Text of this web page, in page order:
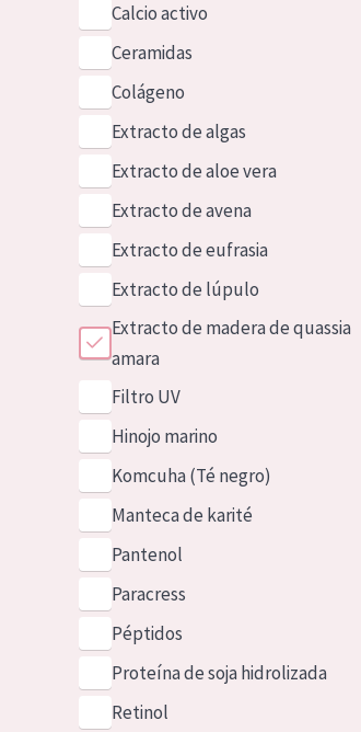
Calcio activo
Ceramidas
Colágeno
Extracto de algas
Extracto de aloe vera
Extracto de avena
Extracto de eufrasia
Extracto de lúpulo
Extracto de madera de quassia
amara
Filtro UV
Hinojo marino
Komcuha (Té negro)
Manteca de karité
Pantenol
Paracress
Péptidos
Proteína de soja hidrolizada
Retinol